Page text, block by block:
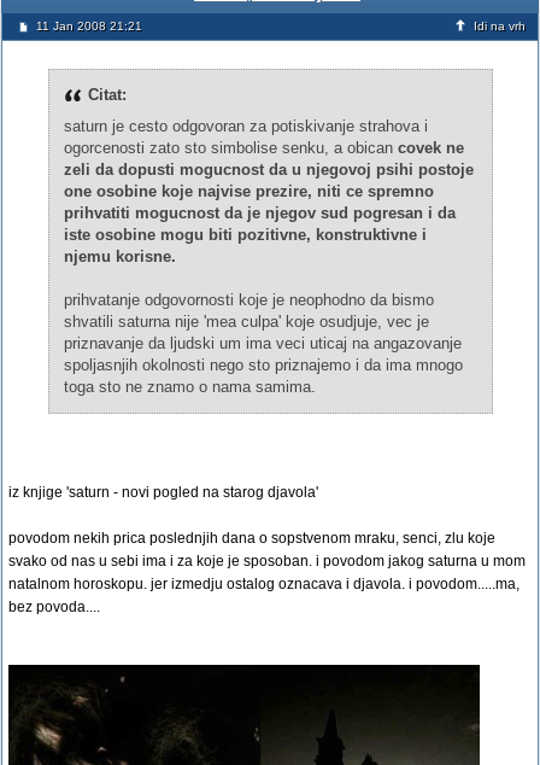
11 Jan 2008 21:21 Idi na vrh
Citat:
saturn je cesto odgovoran za potiskivanje strahova i
ogorcenosti zato sto simbolise senku, a obican covek ne
zeli da dopusti mogucnost da u njegovoj psihi postoje
one osobine koje najvise prezire, niti ce spremno
prihvatiti mogucnost da je njegov sud pogresan i da
iste osobine mogu biti pozitivne, konstruktivne i
njemu korisne.
prihvatanje odgovornosti koje je neophodno da bismo
shvatili saturna nije 'mea culpa' koje osudjuje, vec je
priznavanje da ljudski um ima veci uticaj na angazovanje
spoljasnjih okolnosti nego sto priznajemo i da ima mnogo
toga sto ne znamo o nama samima.
iz knjige 'saturn - novi pogled na starog djavola'
povodom nekih prica poslednjih dana o sopstvenom mraku, senci, zlu koje
svako od nas u sebi ima i za koje je sposoban. i povodom jakog saturna u mom
natalnom horoskopu. jer izmedju ostalog oznacava i djavola. i povodom.....ma,
bez povoda....